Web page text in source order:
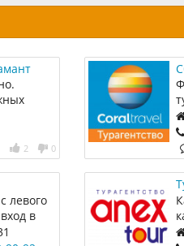
2 0
левого
в
прямо,